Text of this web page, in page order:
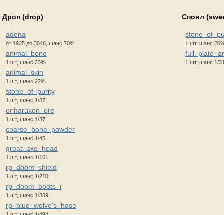
Дроп (drop)
adena
от 1925 до 3846, шанс 70%
animal_bone
1 шт, шанс 23%
animal_skin
1 шт, шанс 22%
stone_of_purity
1 шт, шанс 1/37
oriharukon_ore
1 шт, шанс 1/37
coarse_bone_powder
1 шт, шанс 1/45
great_axe_head
1 шт, шанс 1/161
rp_doom_shield
1 шт, шанс 1/210
rp_doom_boots_i
1 шт, шанс 1/359
rp_blue_wolve's_hose
Споил
1 шт, шанс
1 шт, шанс 1/